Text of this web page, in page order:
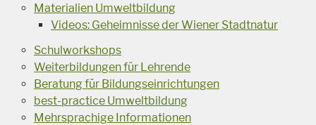
Materialien Umweltbildung
Videos: Geheimnisse der Wiener Stadtnatur
Schulworkshops
Weiterbildungen für Lehrende
Beratung für Bildungseinrichtungen
best-practice Umweltbildung
Mehrsprachige Informationen